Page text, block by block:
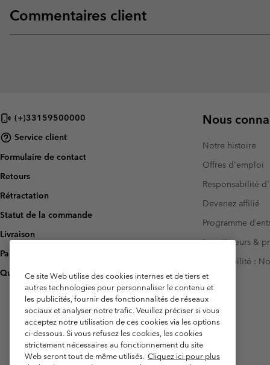
Commentaires client
(+)33159500000
Service client
Formulaire de contact
Retours
Rétractation
Statut de la commande
Livraison
Paiement
Questions fréquentes
Nous
Notre histoire
Offres d'emploi
Responsabilité
Devenez affilié
Programme
Investisseurs &
Accessibilité :
Ce site Web utilise des cookies internes et de tiers et
autres technologies pour personnaliser le contenu et
les publicités, fournir des fonctionnalités de réseaux
sociaux et analyser notre trafic. Veuillez préciser si vous
acceptez notre utilisation de ces cookies via les options
ci-dessous. Si vous refusez les cookies, les cookies
strictement nécessaires au fonctionnement du site
Web seront tout de même utilisés. Cliquez ici pour plus